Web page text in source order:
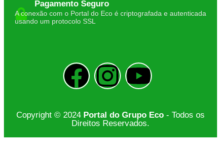
Pagamento Seguro
A conexão com o Portal do Eco é criptografada e autenticada
usando um protocolo SSL
Copyright © 2024 Portal do Grupo Eco - Todos os
Direitos Reservados.